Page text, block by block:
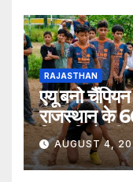
RAJASTHAN
एयू बनो चैंपियन
राजस्थान के
खिलाड़ियों की
AUGUST 4,